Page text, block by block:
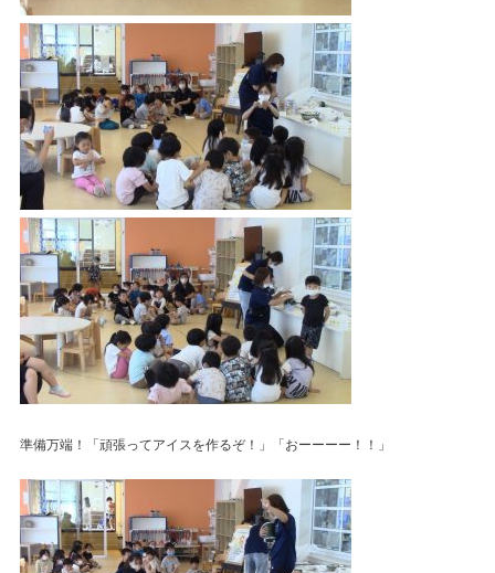
準備万端！「頑張ってアイスを作るぞ！」「おーーーー！！」